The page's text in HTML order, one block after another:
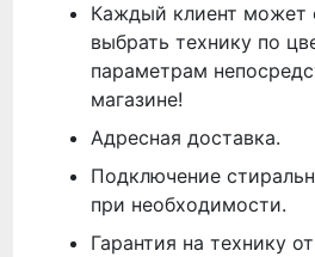
Каждый клиент может
выбрать технику по
параметрам
магазине!
Адресная доставка.
Подключение
при необходимости.
Гарантия на технику